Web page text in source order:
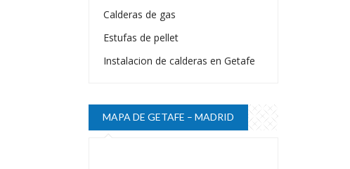
Calderas de gas
Estufas de pellet
Instalacion de calderas en Getafe
MAPA DE GETAFE – MADRID